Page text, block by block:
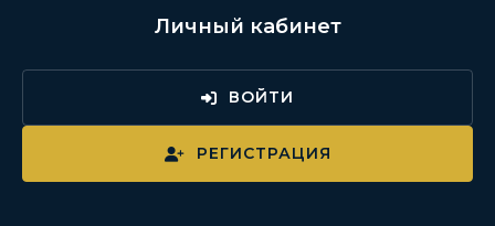
Личный кабинет
ВОЙТИ
РЕГИСТРАЦИЯ